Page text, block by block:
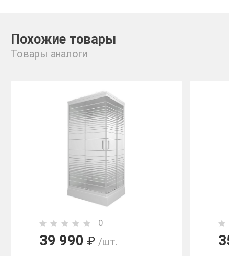
Похожие товары
Товары аналоги
0
39 990 ₽ /шт.